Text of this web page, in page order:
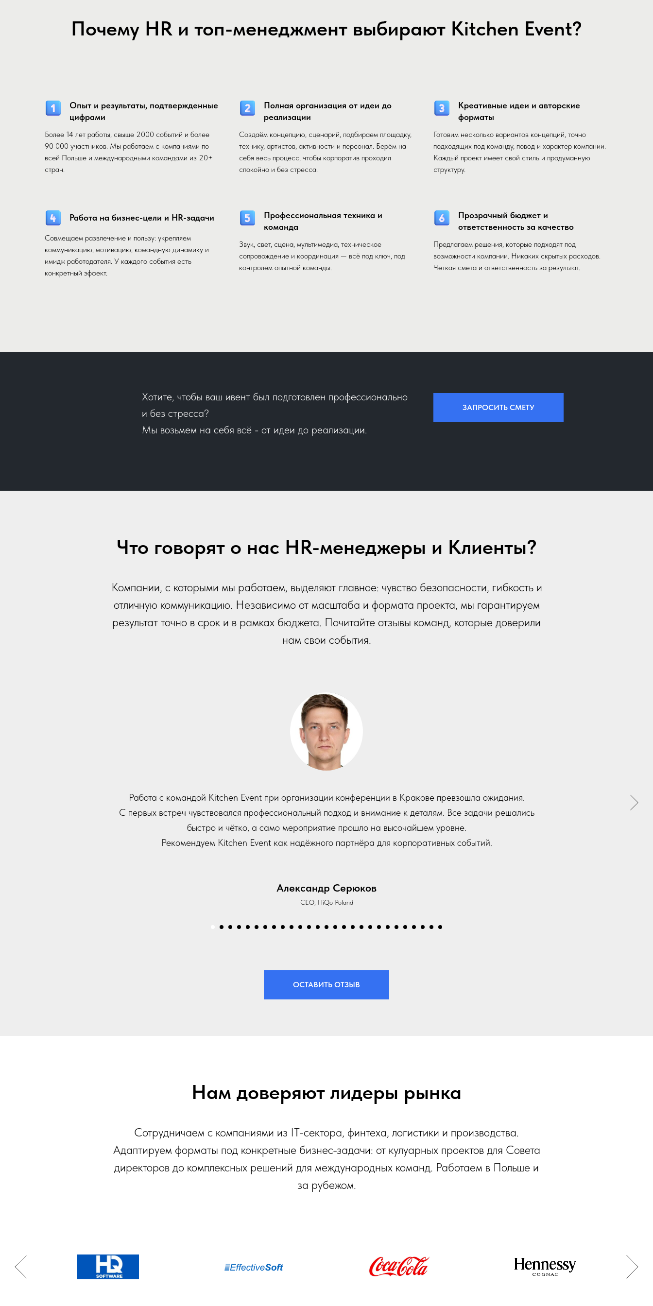
Почему HR и топ-менеджмент выбирают Kitchen Event?
Опыт и результаты, подтвержденные
цифрами
Более 14 лет работы, свыше 2000 событий и более
90 000 участников. Мы работаем с компаниями по
всей Польше и международными командами из 20+
стран.
Полная организация от идеи до
реализации
Создаём концепцию, сценарий, подбираем площадку,
технику, артистов, активности и персонал. Берём на
себя весь процесс, чтобы корпоратив проходил
спокойно и без стресса.
Креативные идеи и авторские
форматы
Готовим несколько вариантов концепций, точно
подходящих под команду, повод и характер компании.
Каждый проект имеет свой стиль и продуманную
структуру.
Работа на бизнес-цели и HR-задачи
Совмещаем развлечение и пользу: укрепляем
коммуникацию, мотивацию, командную динамику и
имидж работодателя. У каждого события есть
конкретный эффект.
Профессиональная техника и
команда
Звук, свет, сцена, мультимедиа, техническое
сопровождение и координация — всё под ключ, под
контролем опытной команды.
Прозрачный бюджет и
ответственность за качество
Предлагаем решения, которые подходят под
возможности компании. Никаких скрытых расходов.
Четкая смета и ответственность за результат.
Хотите, чтобы ваш ивент был подготовлен профессионально
и без стресса?
Мы возьмем на себя всё - от идеи до реализации.
ЗАПРОСИТЬ СМЕТУ
Что говорят о нас HR-менеджеры и Клиенты?
Компании, с которыми мы работаем, выделяют главное: чувство безопасности, гибкость и
отличную коммуникацию. Независимо от масштаба и формата проекта, мы гарантируем
результат точно в срок и в рамках бюджета. Почитайте отзывы команд, которые доверили
нам свои события.
Работа с командой Kitchen Event при организации конференции в Кракове превзошла ожидания.
С первых встреч чувствовался профессиональный подход и внимание к деталям. Все задачи решались
быстро и чётко, а само мероприятие прошло на высочайшем уровне.
Рекомендуем Kitchen Event как надёжного партнёра для корпоративных событий.
Александр Серюков
CEO, HiQo Poland
ОСТАВИТЬ ОТЗЫВ
Нам доверяют лидеры рынка
Сотрудничаем с компаниями из IT-сектора, финтеха, логистики и производства.
Адаптируем форматы под конкретные бизнес-задачи: от кулуарных проектов для Совета
директоров до комплексных решений для международных команд. Работаем в Польше и
за рубежом.